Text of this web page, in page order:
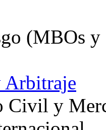
(MBOs
Civil y